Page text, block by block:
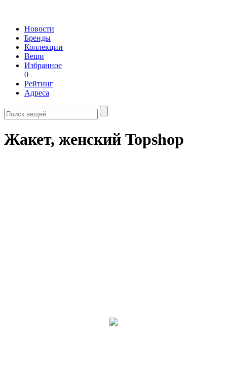
Новости
Бренды
Коллекции
Вещи
Избранное
0
Рейтинг
Адреса
Жакет, женский Topshop